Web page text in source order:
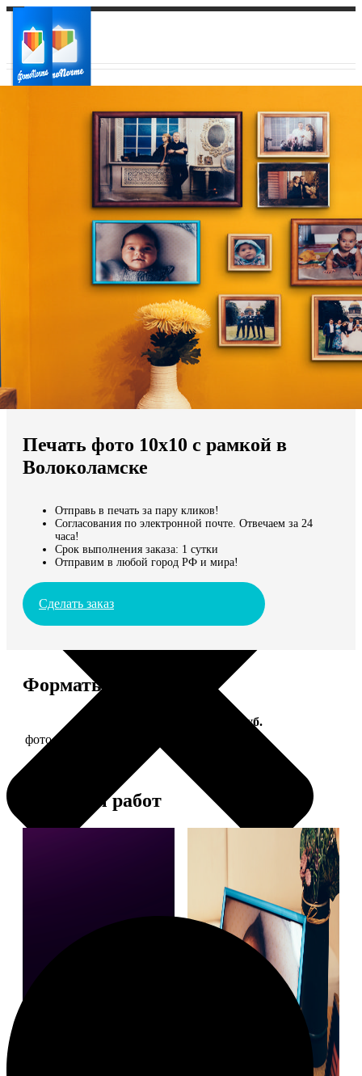
Ваш регион доставки
Выберите из списка:
Мы доставляем по всему миру
Продолжить без города
Печать фото 10х10 с рамкой в
Волоколамске
Отправь в печать за пару кликов!
Согласования по электронной почте. Отвечаем за 24
часа!
Срок выполнения заказа: 1 сутки
Отправим в любой город РФ и мира!
Сделать заказ
Форматы и цены
Цена, руб.
фото 10х10 в деревянной рамке
Примеры работ